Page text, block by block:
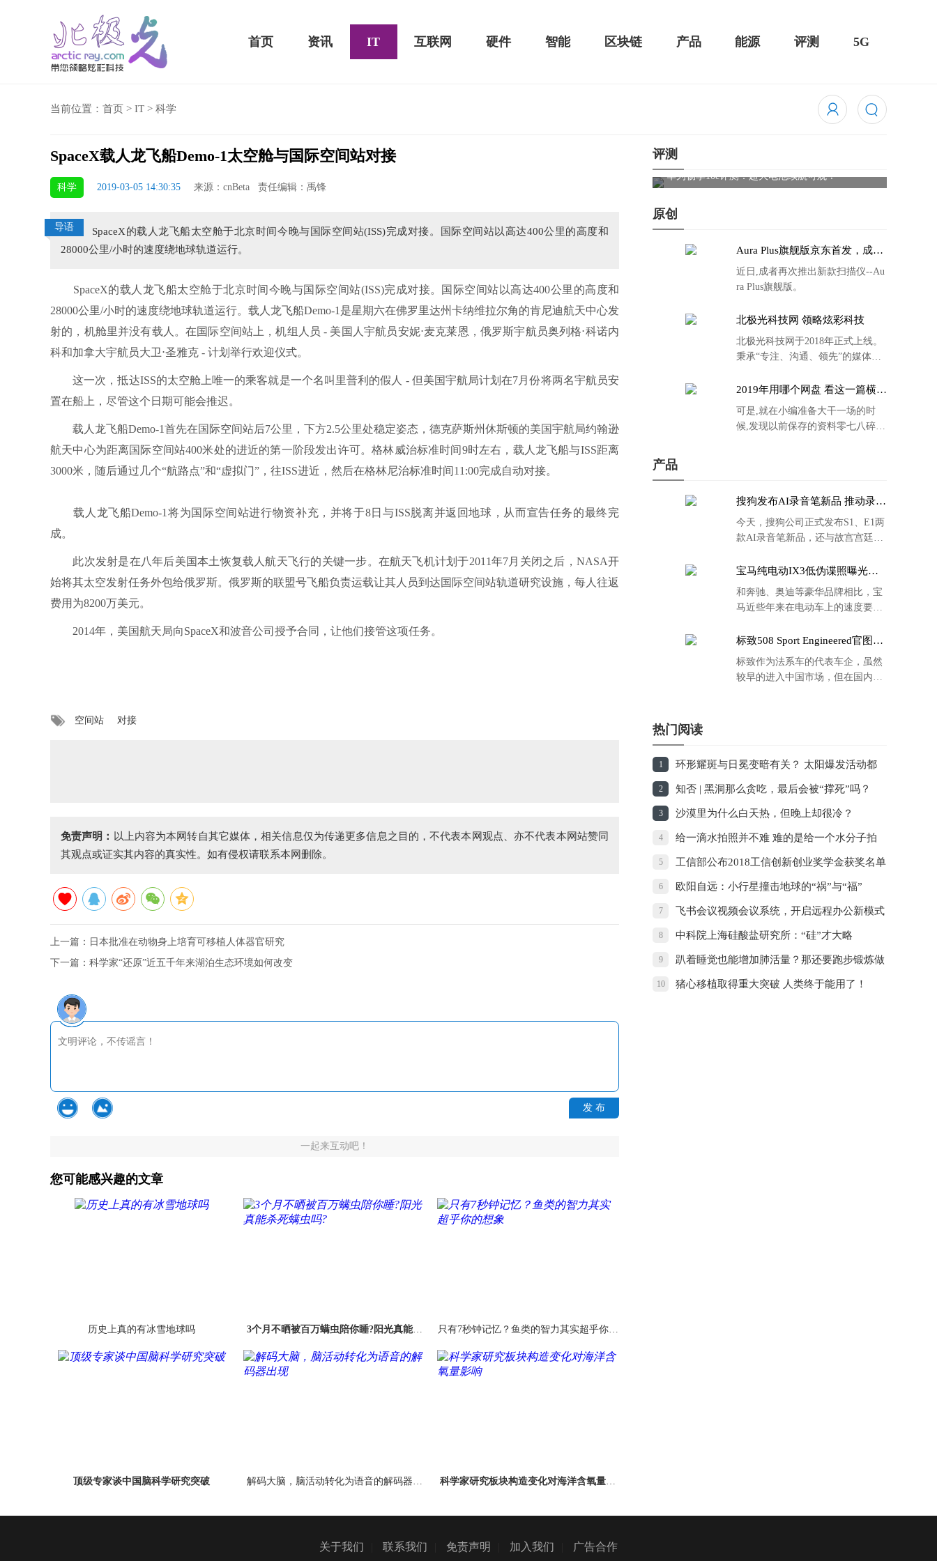
首页 资讯 IT 互联网 硬件 智能 区块链 产品 能源 评测 5G
当前位置： 首页 > IT > 科学
SpaceX载人龙飞船Demo-1太空舱与国际空间站对接
科学 2019-03-05 14:30:35 来源：cnBeta 责任编辑：禹锋
导语
SpaceX的载人龙飞船太空舱于北京时间今晚与国际空间站(ISS)完成对接。国际空间站以高达400公里的高度和
28000公里/小时的速度绕地球轨道运行。
SpaceX的载人龙飞船太空舱于北京时间今晚与国际空间站(ISS)完成对接。国际空间站以高达400公里的高度和
28000公里/小时的速度绕地球轨道运行。载人龙飞船Demo-1是星期六在佛罗里达州卡纳维拉尔角的肯尼迪航天中心发
射的，机舱里并没有载人。在国际空间站上，机组人员 - 美国人宇航员安妮⋅麦克莱恩，俄罗斯宇航员奥列格⋅科诺内
科和加拿大宇航员大卫⋅圣雅克 - 计划举行欢迎仪式。
这一次，抵达ISS的太空舱上唯一的乘客就是一个名叫里普利的假人 - 但美国宇航局计划在7月份将两名宇航员安
置在船上，尽管这个日期可能会推迟。
载人龙飞船Demo-1首先在国际空间站后7公里，下方2.5公里处稳定姿态，德克萨斯州休斯顿的美国宇航局约翰逊
航天中心为距离国际空间站400米处的进近的第一阶段发出许可。格林威治标准时间9时左右，载人龙飞船与ISS距离
3000米，随后通过几个“航路点”和“虚拟门”，往ISS进近，然后在格林尼治标准时间11:00完成自动对接。
载人龙飞船Demo-1将为国际空间站进行物资补充，并将于8日与ISS脱离并返回地球，从而宣告任务的最终完
成。
此次发射是在八年后美国本土恢复载人航天飞行的关键一步。在航天飞机计划于2011年7月关闭之后，NASA开
始将其太空发射任务外包给俄罗斯。俄罗斯的联盟号飞船负责运载让其人员到达国际空间站轨道研究设施，每人往返
费用为8200万美元。
2014年，美国航天局向SpaceX和波音公司授予合同，让他们接管这项任务。
空间站 对接
免责声明： 以上内容为本网转自其它媒体，相关信息仅为传递更多信息之目的，不代表本网观点、亦不代表本网站赞同
其观点或证实其内容的真实性。如有侵权请联系本网删除。
上一篇： 日本批准在动物身上培育可移植人体器官研究
下一篇： 科学家“还原”近五千年来湖泊生态环境如何改变
发 布
一起来互动吧！
您可能感兴趣的文章
历史上真的有冰雪地球吗
3个月不晒被百万螨虫陪你睡?阳光真能杀
只有7秒钟记忆？鱼类的智力其实超乎你的
顶级专家谈中国脑科学研究突破
解码大脑，脑活动转化为语音的解码器出
科学家研究板块构造变化对海洋含氧量影
评测
华为畅享10e评测：超大电池续航可观！
原创
Aura Plus旗舰版京东首发，成者
近日,成者再次推出新款扫描仪--Au
ra Plus旗舰版。
北极光科技网 领略炫彩科技
北极光科技网于2018年正式上线。
秉承“专注、沟通、领先”的媒体理
2019年用哪个网盘 看这一篇横评
可是,就在小编准备大干一场的时
候,发现以前保存的资料零七八碎,
产品
搜狗发布AI录音笔新品 推动录音
今天，搜狗公司正式发布S1、E1两
款AI录音笔新品，还与故宫宫廷文
的故宫宫廷联名款。
宝马纯电动IX3低伪谍照曝光：
和奔驰、奥迪等豪华品牌相比，宝
马近些年来在电动车上的速度要慢
标致508 Sport Engineered官图发
标致作为法系车的代表车企，虽然
较早的进入中国市场，但在国内的
热门阅读
1 环形耀斑与日冕变暗有关？ 太阳爆发活动都
是“团伙作案”
2 知否 | 黑洞那么贪吃，最后会被“撑死”吗？
3 沙漠里为什么白天热，但晚上却很冷？
4 给一滴水拍照并不难 难的是给一个水分子拍
照
5 工信部公布2018工信创新创业奖学金获奖名单
6 欧阳自远：小行星撞击地球的“祸”与“福”
7 飞书会议视频会议系统，开启远程办公新模式
8 中科院上海硅酸盐研究所：“硅”才大略
9 趴着睡觉也能增加肺活量？那还要跑步锻炼做
什么
10 猪心移植取得重大突破 人类终于能用了！
关于我们 联系我们 免责声明 加入我们 广告合作